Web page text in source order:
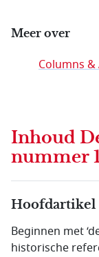
Meer over
Columns &
Inhoud
nummer
Hoofdartikel
Beginnen met
historische